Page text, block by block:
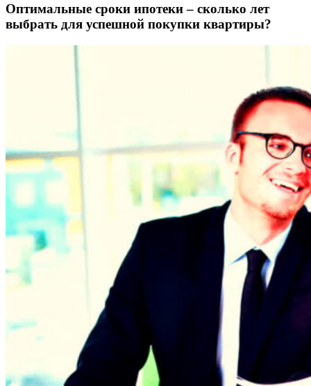
Оптимальные сроки ипотеки – сколько лет
выбрать для успешной покупки квартиры?